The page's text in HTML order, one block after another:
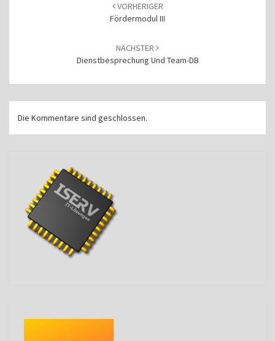
VORHERIGER
Fördermodul III
NÄCHSTER
Dienstbesprechung Und Team-DB
Die Kommentare sind geschlossen.